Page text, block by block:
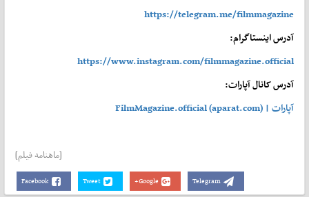
https://telegram.me/filmmagazine
آدرس اینستاگرام:
https://www.instagram.com/filmmagazine.official
آدرس کانال آپارات:
آپارات | FilmMagazine.official (aparat.com)
[ماهنامه فیلم]
Facebook Tweet Google+ Telegram